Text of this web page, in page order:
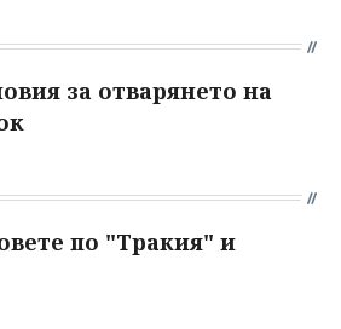
за отварянето на
по "Тракия" и